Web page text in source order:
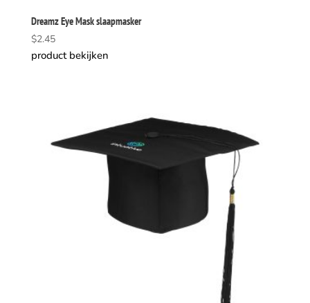
Dreamz Eye Mask slaapmasker
$2.45
product bekijken